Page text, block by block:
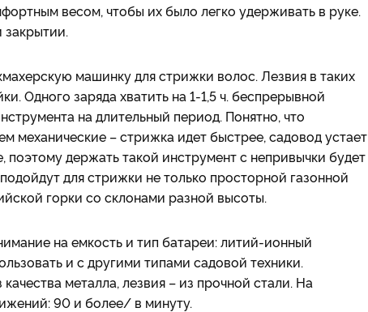
весом, чтобы их было легко удерживать в руке.
машинку для стрижки волос. Лезвия в таких
Одного заряда хватить на 1-1,5 ч. беспрерывной
на длительный период. Понятно, что
механические – стрижка идет быстрее, садовод устает
поэтому держать такой инструмент с непривычки будет
для стрижки не только просторной газонной
горки со склонами разной высоты.
на емкость и тип батареи: литий-ионный
и с другими типами садовой техники.
металла, лезвия – из прочной стали. На
90 и более/ в минуту.